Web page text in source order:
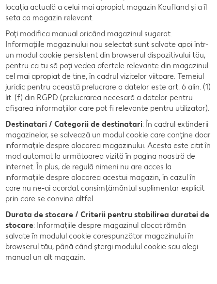
locația actuală a celui mai apropiat magazin Kaufland și a îl
seta ca magazin relevant.
Poți modifica manual oricând magazinul sugerat.
Informațiile magazinului nou selectat sunt salvate apoi într-
un modul cookie persistent din browserul dispozitivului tău,
pentru ca tu să poți vedea ofertele relevante din magazinul
cel mai apropiat de tine, în cadrul vizitelor viitoare. Temeiul
juridic pentru această prelucrare a datelor este art. 6 alin. (1)
lit. (f) din RGPD (prelucrarea necesară a datelor pentru
afișarea informațiilor care pot fi relevante pentru utilizator).
Destinatari / Categorii de destinatari: În cadrul extinderii
magazinelor, se salvează un modul cookie care conține doar
informațiile despre alocarea magazinului. Acesta este citit în
mod automat la următoarea vizită în pagina noastră de
internet. În plus, de regulă nimeni nu are acces la
informațiile despre alocarea acestui magazin, în cazul în
care nu ne-ai acordat consimțământul suplimentar explicit
prin care se convine altfel.
Durata de stocare / Criterii pentru stabilirea duratei de
stocare: Informațiile despre magazinul alocat rămân
salvate în modulul cookie corespunzător magazinului în
browserul tău, până când ștergi modulul cookie sau alegi
manual un alt magazin.